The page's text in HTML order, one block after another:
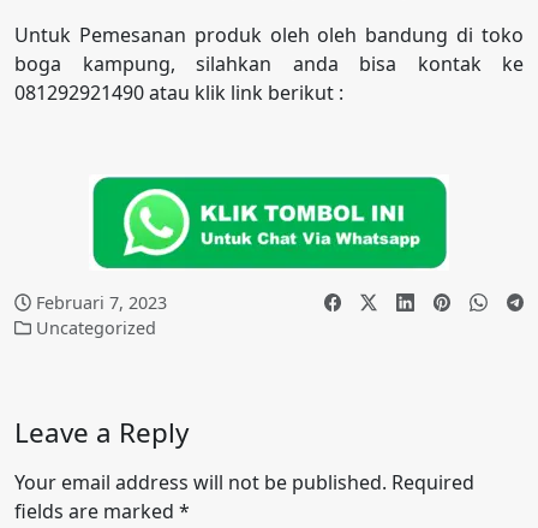
Untuk Pemesanan produk oleh oleh bandung di toko
boga kampung, silahkan anda bisa kontak ke
081292921490 atau klik link berikut :
Februari 7, 2023
Uncategorized
Leave a Reply
Your email address will not be published. Required
fields are marked *